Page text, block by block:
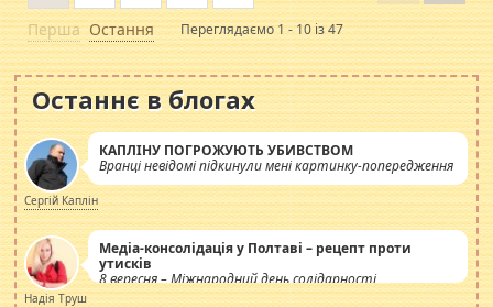
Перша Остання Переглядаємо 1 - 10 із 47
Останнє в блогах
КАПЛІНУ ПОГРОЖУЮТЬ УБИВСТВОМ
Вранці невідомі підкинули мені картинку-попередження
Сергій Каплін
Медіа-консолідація у Полтаві – рецепт проти
утисків
8 вересня – Міжнародний день солідарності
журналістів.
Надія Труш